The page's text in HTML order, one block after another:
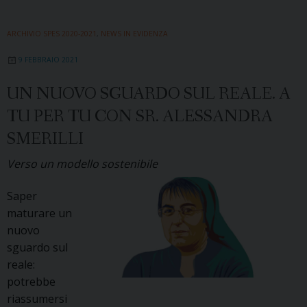
ARCHIVIO SPES 2020-2021 NEWS IN EVIDENZA
9 FEBBRAIO 2021
UN NUOVO SGUARDO SUL REALE. A
TU PER TU CON SR. ALESSANDRA
SMERILLI
Verso un modello sostenibile
Saper
maturare un
nuovo
sguardo sul
reale:
potrebbe
riassumersi